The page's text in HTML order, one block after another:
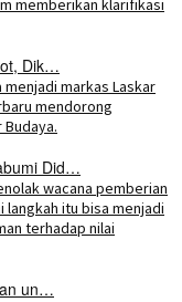
Dik…
Did…
un…